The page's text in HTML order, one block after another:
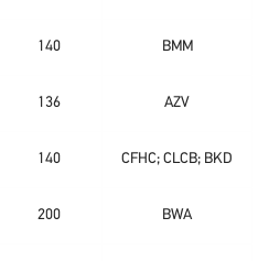
140 BMM
136 AZV
140 CFHC; CLCB; BKD
200 BWA